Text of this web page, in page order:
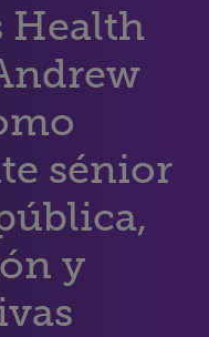
e
c
c
i
n
d
Health
sénior
y